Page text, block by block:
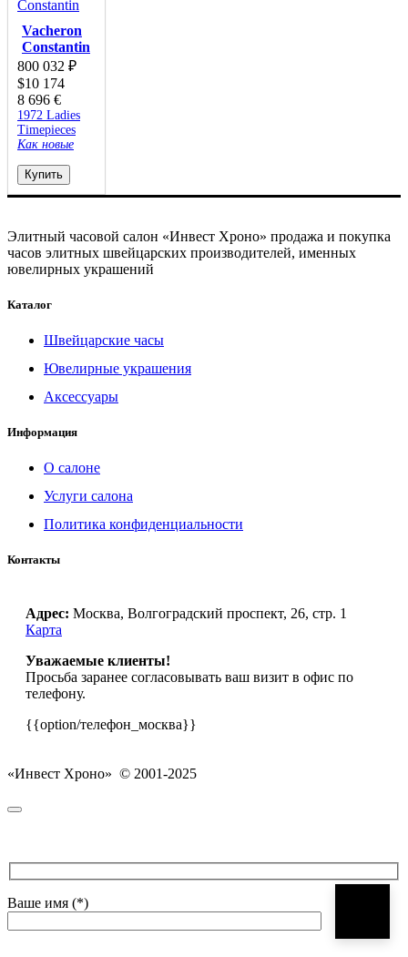
Vacheron
Constantin
800 032 ₽
$10 174
8 696 €
1972 Ladies
Timepieces
Как новые
Купить
Элитный часовой салон «Инвест Хроно» продажа и покупка
часов элитных швейцарских производителей, именных
ювелирных украшений
Каталог
Швейцарские часы
Ювелирные украшения
Аксессуары
Информация
О салоне
Услуги салона
Политика конфиденциальности
Контакты
Адрес: Москва, Волгоградский проспект, 26, стр. 1
Карта
Уважаемые клиенты!
Просьба заранее согласовывать ваш визит в офис по
телефону.
{{option/телефон_москва}}
«Инвест Хроно» © 2001-2025
Ваше имя (*)